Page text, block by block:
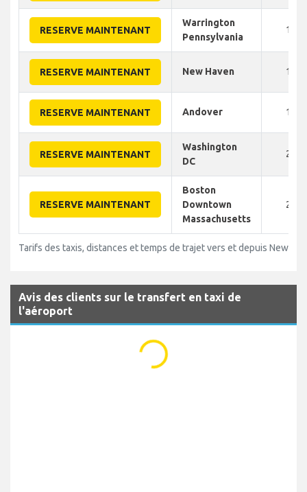
RESERVE MAINTENANT
Warrington
Pennsylvania
100
RESERVE MAINTENANT New Haven 125
RESERVE MAINTENANT Andover 180
RESERVE MAINTENANT
Washington
DC
240
RESERVE MAINTENANT
Boston
Downtown
Massachusetts
240
Tarifs des taxis, distances et temps de trajet vers et depuis Newark
Avis des clients sur le transfert en taxi de
l'aéroport
...